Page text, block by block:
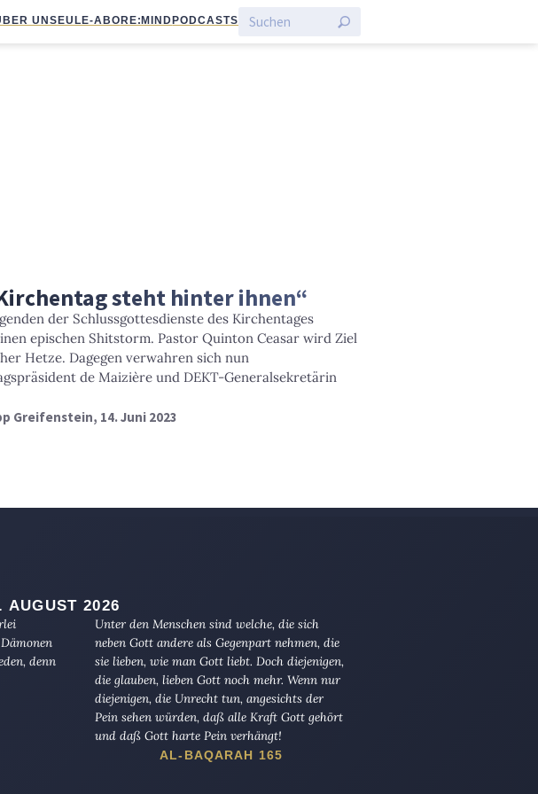
UNS EULE-ABO RE:MIND PODCASTS
steht hinter ihnen“
der Schlussgottesdienste des Kirchentages
epischen Shitstorm. Pastor Quinton Ceasar wird Ziel
Hetze. Dagegen verwahren sich nun
de Maizière und DEKT-Generalsekretärin
Greifenstein, 14. Juni 2023
AUGUST 2026
denn
Unter den Menschen sind welche, die sich
neben Gott andere als Gegenpart nehmen, die
sie lieben, wie man Gott liebt. Doch diejenigen,
die glauben, lieben Gott noch mehr. Wenn nur
diejenigen, die Unrecht tun, angesichts der
Pein sehen würden, daß alle Kraft Gott gehört
und daß Gott harte Pein verhängt!
AL-BAQARAH 165